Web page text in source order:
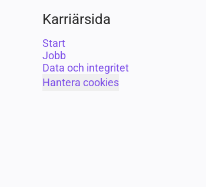
Karriärsida
Start
Jobb
Data och integritet
Hantera cookies